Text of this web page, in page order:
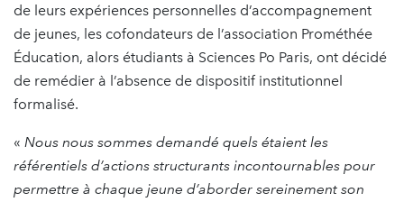
de leurs expériences personnelles d’accompagnement
de jeunes, les cofondateurs de l’association Prométhée
Éducation, alors étudiants à Sciences Po Paris, ont décidé
de remédier à l’absence de dispositif institutionnel
formalisé.
« Nous nous sommes demandé quels étaient les
référentiels d’actions structurants incontournables pour
permettre à chaque jeune d’aborder sereinement son